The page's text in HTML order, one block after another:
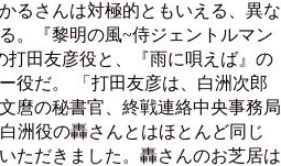
るさんは対極的ともいえる、異な
。『黎明の風~侍ジェントルマン
打田友彦役と、『雨に唄えば』の
役だ。 「打田友彦は、白洲次郎
麿の秘書官、終戦連絡中央事務局
洲役の轟さんとはほとんど同じ
ただきました。轟さんのお芝居は